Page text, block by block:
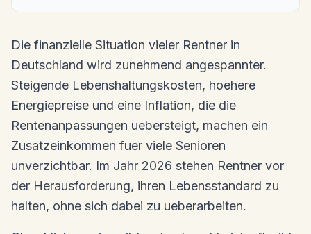
Die finanzielle Situation vieler Rentner in
Deutschland wird zunehmend angespannter.
Steigende Lebenshaltungskosten, hoehere
Energiepreise und eine Inflation, die die
Rentenanpassungen uebersteigt, machen ein
Zusatzeinkommen fuer viele Senioren
unverzichtbar. Im Jahr 2026 stehen Rentner vor
der Herausforderung, ihren Lebensstandard zu
halten, ohne sich dabei zu ueberarbeiten.